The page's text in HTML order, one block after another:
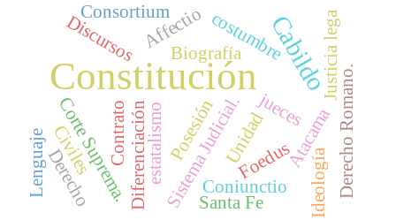
Constitución Cabildo
jueces
costumbre Justicia lega
Derecho Romano.
Atacama
Posesión
Corte Suprema.
Biografía
estatalismoSistema Judicial.
Diferenciación Unidad
Contrato Foedus
Affectio
Consortium
Coniunctio
Civiles
Discursos
Derecho Ideología
Santa Fe
Lenguaje